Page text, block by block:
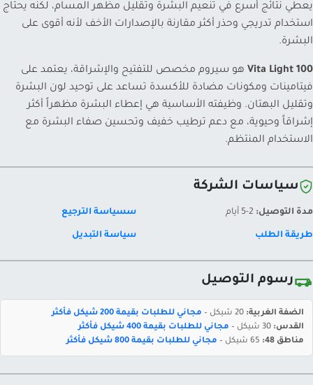
يعطي نتائج أسرع في تنعيم البشرة وتقليل مظهر المسام، لكنه يحتاج
استخدام تدريجي وحذر أكثر مقارنة بالإصدارات الأخف لأنه أقوى على
البشرة.
100 Vita Light
هو سيروم مخصص للتفتيح والإشراقة، يعتمد على
فيتامينات ومكونات مضادة للأكسدة تساعد على توحيد لون البشرة
وتقليل البهتان. وظيفته الأساسية هي إعطاء البشرة مظهراً أكثر
إشراقاً وحيوية، مع دعم ترطيب خفيف وتحسين صفاء البشرة مع
الاستخدام المنتظم.
سياسات الشركة
مدة التوصيل: سسياسة الترجيع
طريقة الطلب سياسة التبديل
رسوم التوصيل
الضفة الغربية:
مجاني للطلبات بقيمة 200 شيكل فأكثر
القدس:
مجاني للطلبات بقيمة 400 شيكل فأكثر
مناطق 48:
مجاني للطلبات بقيمة 800 شيكل فأكثر